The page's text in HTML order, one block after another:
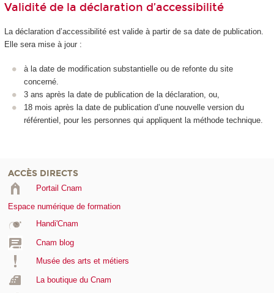
Validité de la déclaration d’accessibilité
La déclaration d’accessibilité est valide à partir de sa date de publication.
Elle sera mise à jour :
à la date de modification substantielle ou de refonte du site
concerné.
3 ans après la date de publication de la déclaration, ou,
18 mois après la date de publication d’une nouvelle version du
référentiel, pour les personnes qui appliquent la méthode technique.
ACCÈS DIRECTS
Portail Cnam
Espace numérique de formation
Handi'Cnam
Cnam blog
Musée des arts et métiers
La boutique du Cnam